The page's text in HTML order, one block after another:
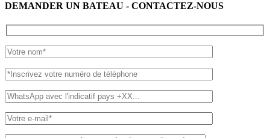
DEMANDER UN BATEAU - CONTACTEZ-NOUS